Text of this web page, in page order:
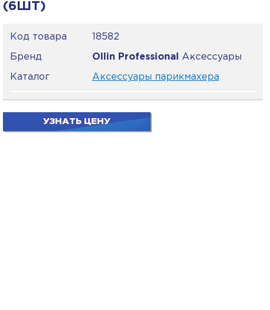
(6ШТ)
Код товара 18582
Бренд Ollin Professional Аксессуары
Каталог Аксессуары парикмахера
УЗНАТЬ ЦЕНУ